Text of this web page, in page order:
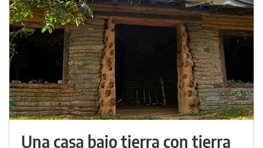
Una casa bajo tierra con tierra